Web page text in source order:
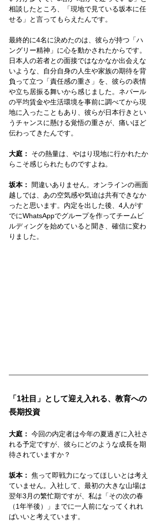
相談したところ、「現地で見ている坂本に任
せる」と言ってもらえたんです。
最終的に4名に決めたのは、彼らが持つ「ハ
ングリー精神」に心を動かされたからです。
日本人の若者との面接ではなかなか出会えな
いような、自分自身の人生や家族の期待を背
負って立つ「責任感の重さ」を、彼らの表情
や立ち居振る舞いから感じました。ネパール
の平均賃金や生活環境を事前に調べてから現
地に入ったこともあり、彼らが日本行きとい
うチャンスに懸ける覚悟の重さが、痛いほど
伝わってきたんです。
大庭：
その熱量は、やはり現地に行かれたか
らこそ感じられたものですよね。
坂本：
間違いありません。オンラインの画面
越しでは、あの空気感や気迫は共有できなか
ったと思います。内定を出した後、4人がす
でにWhatsAppでグループを作ってチームビ
ルディングを始めていると聞き、確信に変わ
りました。
「1社目」として迎え入れる、教育への
長期投資
大庭： 今回の内定者は今年の夏過ぎに入社さ
れる予定ですが、彼らにどのような成長を期
待されていますか？
坂本： 焦って即戦力になってほしいとは考え
ていません。入社して、最初の大きな山場は
翌年3月の繁忙期ですが、私は「その次の春
（1年半後）」までに一人前になってくれれ
ばいいと考えています。